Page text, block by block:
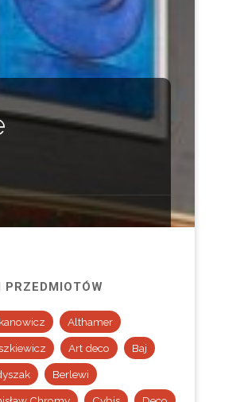
PRZEDMIOTÓW
Althamer
Art deco Baj
Berlewi